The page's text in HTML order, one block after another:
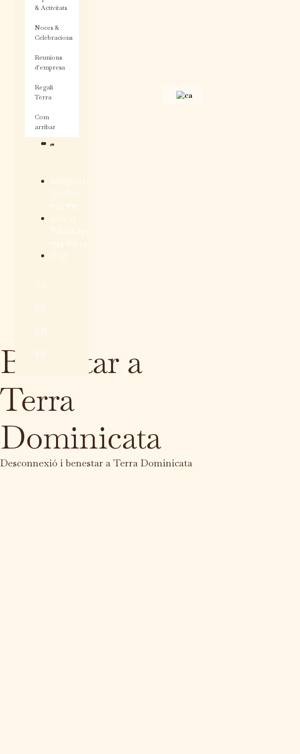
& Activitats
Noces &
Celebracions
Reunions
d'empresa
Regali
Terra
Com
arribar
info@terradominicata.com
Telèfon:
+34 877
91 22 92
WhatsApp:
+34 661 24
26 57
CA
ES
EN
FR
Benestar a
Terra
Dominicata
Desconnexió i benestar a Terra Dominicata